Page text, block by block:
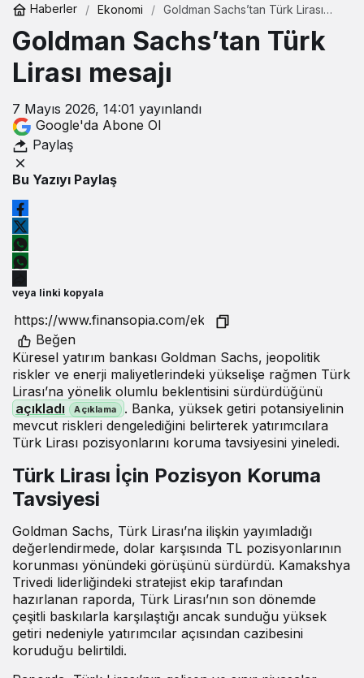
Haberler Ekonomi
Goldman Sachs’tan Türk Lirası
Goldman Sachs’tan Türk
Lirası mesajı
7 Mayıs 2026, 14:01 yayınlandı
Google'da Abone Ol
Paylaş
Bu Yazıyı Paylaş
veya linki kopyala
Beğen
Küresel yatırım bankası Goldman Sachs, jeopolitik
riskler ve enerji maliyetlerindeki yükselişe rağmen Türk
Lirası’na yönelik olumlu beklentisini sürdürdüğünü
açıkladı
. Banka, yüksek getiri potansiyelinin
mevcut riskleri dengelediğini belirterek yatırımcılara
Türk Lirası pozisyonlarını koruma tavsiyesini yineledi.
Türk Lirası İçin Pozisyon Koruma
Tavsiyesi
Goldman Sachs, Türk Lirası’na ilişkin yayımladığı
değerlendirmede, dolar karşısında TL pozisyonlarının
korunması yönündeki görüşünü sürdürdü. Kamakshya
Trivedi liderliğindeki stratejist ekip tarafından
hazırlanan raporda, Türk Lirası’nın son dönemde
çeşitli baskılarla karşılaştığı ancak sunduğu yüksek
getiri nedeniyle yatırımcılar açısından cazibesini
koruduğu belirtildi.